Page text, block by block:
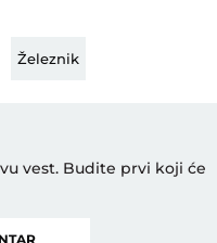
Železnik
vest. Budite prvi koji će